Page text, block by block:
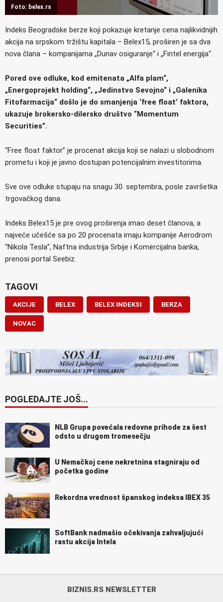
Foto: belex.rs
Indeks Beogradske berze koji pokazuje kretanje cena najlikvidnijih
akcija na srpskom tržištu kapitala – Belex15, proširen je sa dva
nova člana – kompanijama „Dunav osiguranje“ i „Fintel energija“.
Pored ove odluke, kod emitenata „Alfa plam“,
„Energoprojekt holding“, „Jedinstvo Sevojno“ i „Galenika
Fitofarmacija“ došlo je do smanjenja ‘free float’ faktora,
ukazuje brokersko-dilersko društvo “Momentum
Securities”.
“Free float faktor” je procenat akcija koji se nalazi u slobodnom
prometu i koji je javno dostupan potencijalnim investitorima.
Sve ove odluke stupaju na snagu 30. septembra, posle završetka
trgovačkog dana.
Indeks Belex15 je pre ovog proširenja imao deset članova, a
najveće učešće sa po 20 procenata imaju kompanije Aerodrom
“Nikola Tesla”, Naftna industrija Srbije i Komercijalna banka,
prenosi portal Seebiz.
TAGOVI
AKCIJE BELEX BELEX INDEKSI BERZA
NOVAC
POGLEDAJTE JOŠ...
NLB Grupa povećala redovne prihode za šest
odsto u drugom tromesečju
U Nemačkoj cene nekretnina stagniraju od
početka godine
Rekordna vrednost španskog indeksa IBEX 35
SoftBank nadmašio očekivanja zahvaljujući
rastu akcija Intela
BIZNIS.RS NEWSLETTER